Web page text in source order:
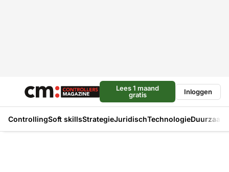
Lees 1 maand
gratis
Inloggen
ControllingSoft skillsStrategieJuridischTechnologie